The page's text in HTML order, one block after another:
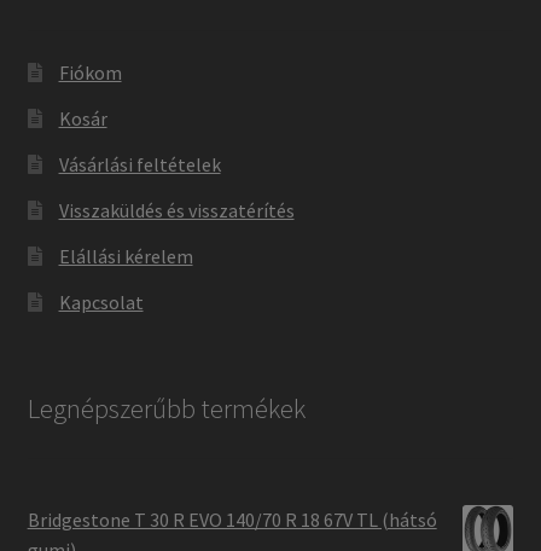
Fiókom
Kosár
Vásárlási feltételek
Visszaküldés és visszatérítés
Elállási kérelem
Kapcsolat
Legnépszerűbb termékek
Bridgestone T 30 R EVO 140/70 R 18 67V TL (hátsó